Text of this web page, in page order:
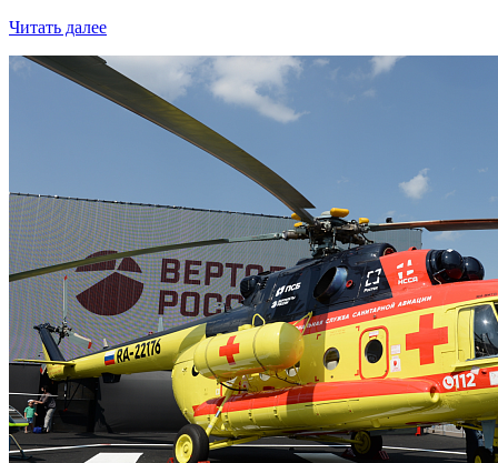
Читать далее